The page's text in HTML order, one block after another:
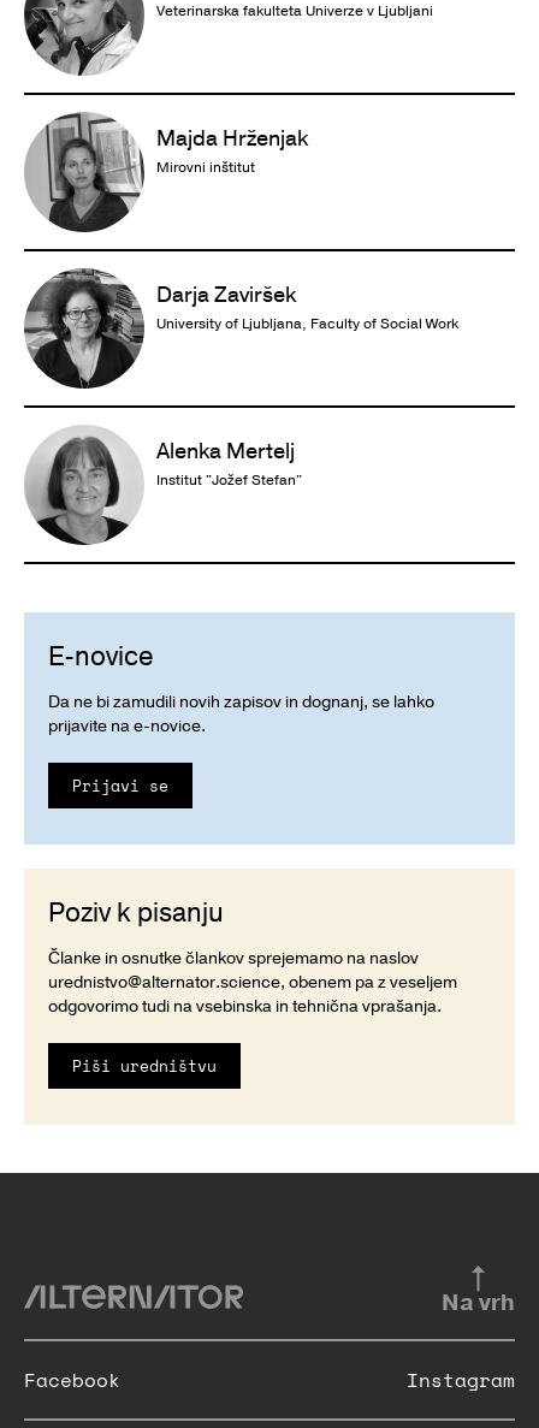
Veterinarska fakulteta Univerze v Ljubljani
Majda Hrženjak
Mirovni inštitut
Darja Zaviršek
University of Ljubljana, Faculty of Social Work
Alenka Mertelj
Institut "Jožef Stefan"
E-novice
Da ne bi zamudili novih zapisov in dognanj, se lahko
prijavite na e-novice.
Prijavi se
Poziv k pisanju
Članke in osnutke člankov sprejemamo na naslov
urednistvo@alternator.science, obenem pa z veseljem
odgovorimo tudi na vsebinska in tehnična vprašanja.
Piši uredništvu
Na vrh
Facebook Instagram